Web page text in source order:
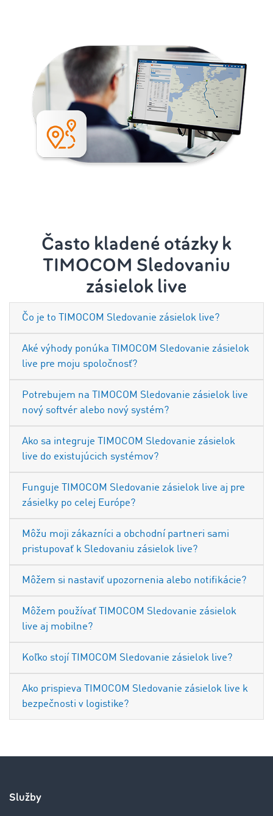
Často kladené otázky k
TIMOCOM Sledovaniu
zásielok live
Čo je to TIMOCOM Sledovanie zásielok live?
Aké výhody ponúka TIMOCOM Sledovanie zásielok
live pre moju spoločnosť?
Potrebujem na TIMOCOM Sledovanie zásielok live
nový softvér alebo nový systém?
Ako sa integruje TIMOCOM Sledovanie zásielok
live do existujúcich systémov?
Funguje TIMOCOM Sledovanie zásielok live aj pre
zásielky po celej Európe?
Môžu moji zákazníci a obchodní partneri sami
pristupovať k Sledovaniu zásielok live?
Môžem si nastaviť upozornenia alebo notifikácie?
Môžem používať TIMOCOM Sledovanie zásielok
live aj mobilne?
Koľko stojí TIMOCOM Sledovanie zásielok live?
Ako prispieva TIMOCOM Sledovanie zásielok live k
bezpečnosti v logistike?
Služby